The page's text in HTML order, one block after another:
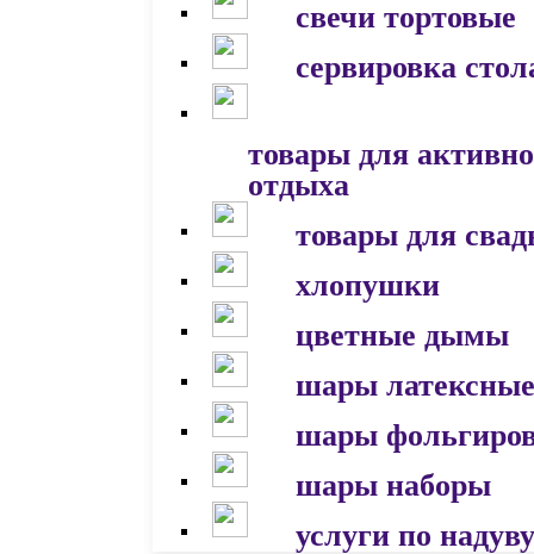
свечи тортовые
сервировка
товары для
отдыха
товары для
хлопушки
цветные дымы
шары латексные
шары
шары наборы
услуги по надуву